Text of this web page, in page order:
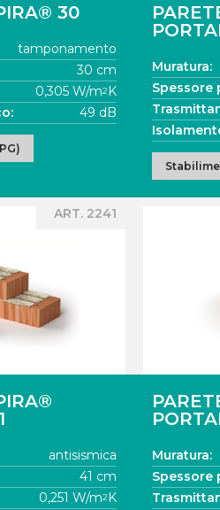
30
tamponamento
30 cm
0,305 W/m2K
49 dB
Muratura:
Spessore
ART. 2241
antisismica
41 cm
0,251 W/m2K
Muratura:
Spessore